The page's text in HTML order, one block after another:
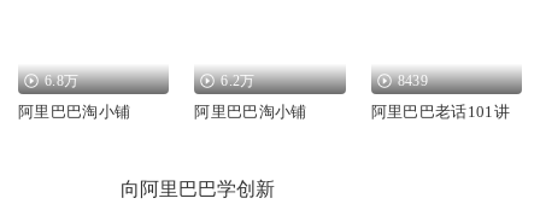
6.8万
阿里巴巴淘小铺
6.2万
阿里巴巴淘小铺
8439
阿里巴巴老话101讲
向阿里巴巴学创新